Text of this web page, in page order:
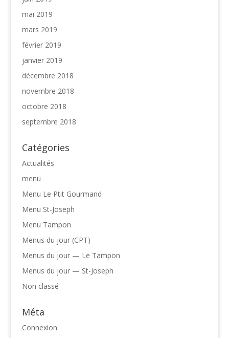
mai 2019
mars 2019
février 2019
janvier 2019
décembre 2018
novembre 2018
octobre 2018
septembre 2018
Catégories
Actualités
menu
Menu Le Ptit Gourmand
Menu St-Joseph
Menu Tampon
Menus du jour (CPT)
Menus du jour — Le Tampon
Menus du jour — St-Joseph
Non classé
Méta
Connexion